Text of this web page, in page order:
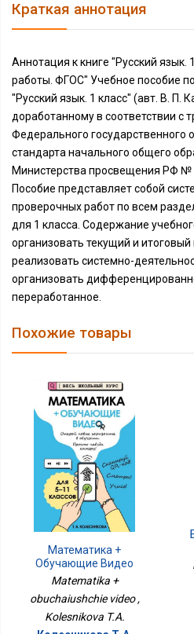
Краткая аннотация
Аннотация к книге "Русский язык.
работы. ФГОС" Учебное пособие
"Русский язык. 1 класс" (авт. В. П.
доработанному в соответствии с
Федерального государственного
стандарта начального общего
Министерства просвещения РФ №
Пособие представляет собой
проверочных работ по всем
для 1 класса. Содержание
организовать текущий и
реализовать системно-
организовать
переработанное.
Похожие товары
Математика +
Обучающие Видео
Matematika +
obuchaiushchie video ,
Kolesnikova T.A.